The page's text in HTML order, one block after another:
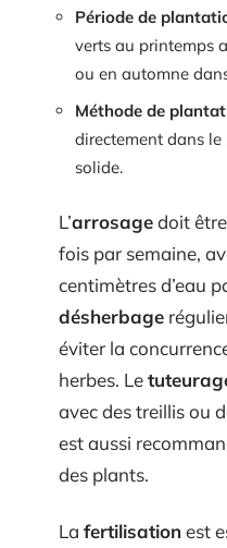
Période de
verts au printemps
ou en automne
Méthode de
directement dans
solide.
L’arrosagedoit
fois par semaine,
centimètres d’eau
désherbage
éviter la
herbes. Le
avec des treillis ou
est aussi
des plants.
La fertilisationest